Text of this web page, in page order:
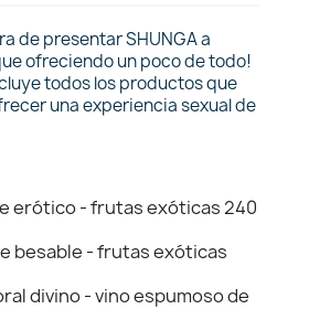
de presentar SHUNGA a
ofreciendo un poco de todo!
todos los productos que
una experiencia sexual de
erótico - frutas exóticas 240
besable - frutas exóticas
divino - vino espumoso de